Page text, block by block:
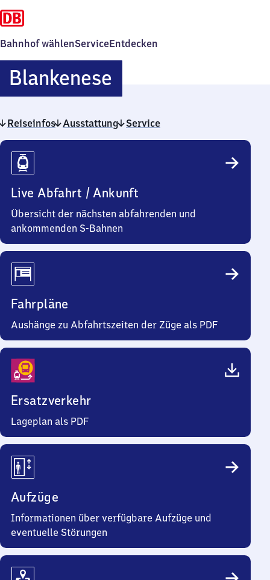
Bahnhof wählenServiceEntdecken
BlankeneseBlankenese
Reiseinfos Ausstattung Service
Reiseinfos
Live Abfahrt / Ankunft
Übersicht der nächsten abfahrenden und
ankommenden S-Bahnen
Fahrpläne
Aushänge zu Abfahrtszeiten der Züge als PDF
Ersatzverkehr
Lageplan als PDF
Aufzüge
Informationen über verfügbare Aufzüge und
eventuelle Störungen